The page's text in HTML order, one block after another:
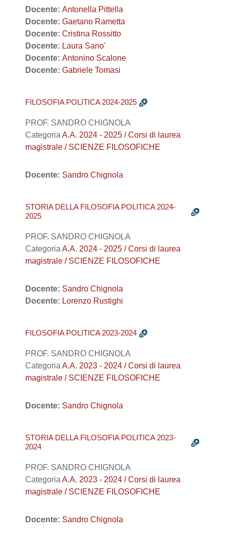
Docente: Antonella Pittella
Docente: Gaetano Rametta
Docente: Cristina Rossitto
Docente: Laura Sano'
Docente: Antonino Scalone
Docente: Gabriele Tomasi
FILOSOFIA POLITICA 2024-2025
PROF. SANDRO CHIGNOLA
Categoria A.A. 2024 - 2025 / Corsi di laurea
magistrale / SCIENZE FILOSOFICHE
Docente: Sandro Chignola
STORIA DELLA FILOSOFIA POLITICA 2024-
2025
PROF. SANDRO CHIGNOLA
Categoria A.A. 2024 - 2025 / Corsi di laurea
magistrale / SCIENZE FILOSOFICHE
Docente: Sandro Chignola
Docente: Lorenzo Rustighi
FILOSOFIA POLITICA 2023-2024
PROF. SANDRO CHIGNOLA
Categoria A.A. 2023 - 2024 / Corsi di laurea
magistrale / SCIENZE FILOSOFICHE
Docente: Sandro Chignola
STORIA DELLA FILOSOFIA POLITICA 2023-
2024
PROF. SANDRO CHIGNOLA
Categoria A.A. 2023 - 2024 / Corsi di laurea
magistrale / SCIENZE FILOSOFICHE
Docente: Sandro Chignola